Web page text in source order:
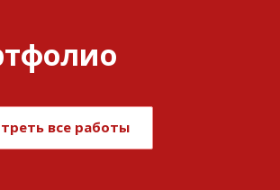
все работы